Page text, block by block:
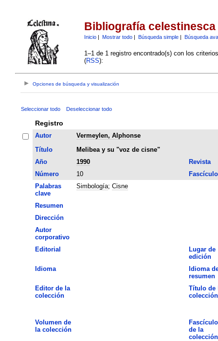
Bibliografía celestinesca
Inicio| Mostrar todo| Búsqueda simple| Búsqueda
1–1 de 1 registro encontrado(s) con los
(RSS):
Opciones de búsqueda y visualización
Seleccionar todo Deseleccionar todo
Registro
Autor
Vermeylen, Alphonse
Título
Melibea y su "voz de cisne"
Año
1990
Revista
Número
10
Fascículo
Palabras
clave
Simbología; Cisne
Resumen
Dirección
Autor
corporativo
Editorial
Lugar de
edición
Idioma
Idioma
resumen
Editor de la
colección
Título de
colección
Volumen de
la colección
Fascículo
de la
colección